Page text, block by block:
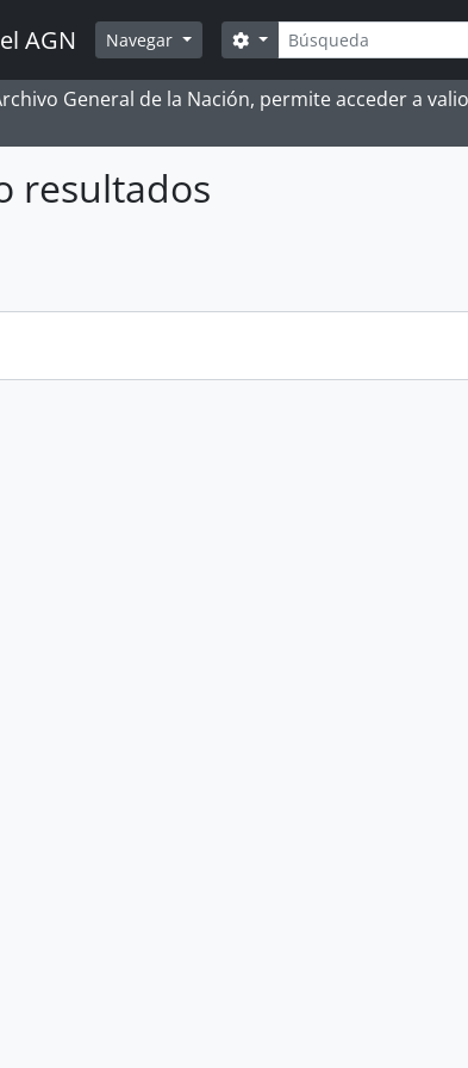
AGN Navegar Búsqueda
Search options
General de la Nación, permite acceder a
resultados